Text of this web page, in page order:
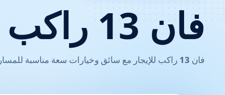
فان 13 راكب للإيجار
فان 13 راكب للإيجار مع سائق وخيارات سعة مناسبة للمسار وعدد الركاب. أرسل التفاصيل لتحصل على عرض سعر مكتوب وواضح.